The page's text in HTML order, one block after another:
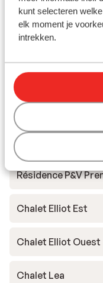
kunt selecteren
elk moment je
intrekken.
Skipas, -les
Andere
Courchevel
Résidence P&V
Chalet Elliot Est
Chalet Elliot Ouest
Chalet Lea